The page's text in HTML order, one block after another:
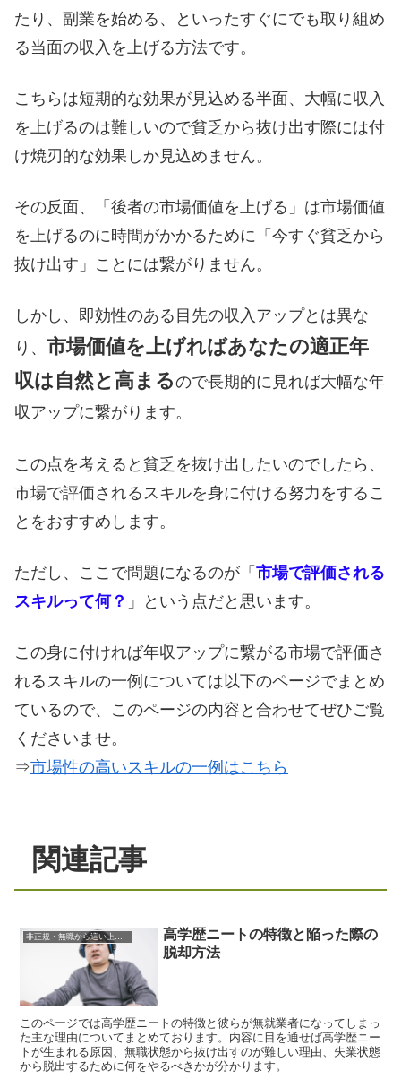
たり、副業を始める、といったすぐにでも取り組め
る当面の収入を上げる方法です。
こちらは短期的な効果が見込める半面、大幅に収入
を上げるのは難しいので貧乏から抜け出す際には付
け焼刃的な効果しか見込めません。
その反面、「後者の市場価値を上げる」は市場価値
を上げるのに時間がかかるために「今すぐ貧乏から
抜け出す」ことには繋がりません。
しかし、即効性のある目先の収入アップとは異な
り、 市場価値を上げればあなたの適正年
収は自然と高まるので長期的に見れば大幅な年
収アップに繋がります。
この点を考えると貧乏を抜け出したいのでしたら、
市場で評価されるスキルを身に付ける努力をするこ
とをおすすめします。
ただし、ここで問題になるのが「 市場で評価される
スキルって何？ 」という点だと思います。
この身に付ければ年収アップに繋がる市場で評価さ
れるスキルの一例については以下のページでまとめ
ているので、このページの内容と合わせてぜひご覧
くださいませ。
⇒市場性の高いスキルの一例はこちら
関連記事
非正規・無職から這い上がる方法のまとめ
高学歴ニートの特徴と陥った際の
脱却方法
このページでは高学歴ニートの特徴と彼らが無就業者になってしまっ
た主な理由についてまとめております。内容に目を通せば高学歴ニー
トが生まれる原因、無職状態から抜け出すのが難しい理由、失業状態
から脱出するために何をやるべきかが分かります。